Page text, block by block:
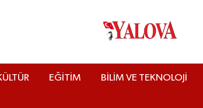
EĞİTİM BİLİM VE TEKNOLOJİ